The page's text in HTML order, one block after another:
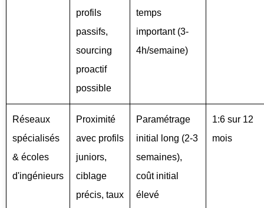
profils
passifs,
sourcing
proactif
possible
temps
important (3-
4h/semaine)
Réseaux
spécialisés
& écoles
d'ingénieurs
Proximité
avec profils
juniors,
ciblage
précis, taux
Paramétrage
initial long (2-3
semaines),
coût initial
élevé
1:6 sur 12
mois